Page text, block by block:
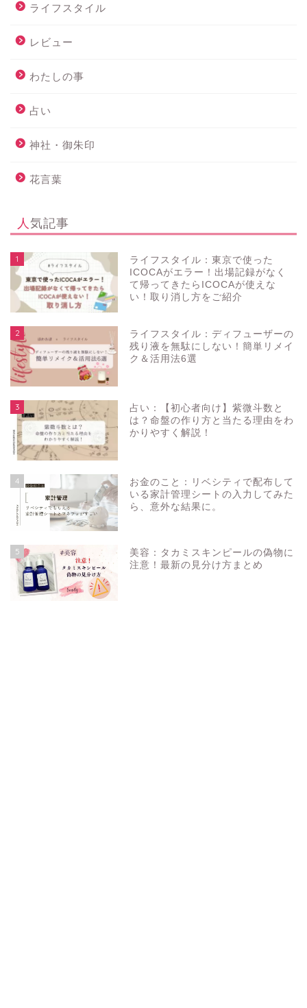
ライフスタイル
レビュー
わたしの事
占い
神社・御朱印
花言葉
人気記事
1
ライフスタイル：東京で使った
ICOCAがエラー！出場記録がなく
て帰ってきたらICOCAが使えな
い！取り消し方をご紹介
2
ライフスタイル：ディフューザーの
残り液を無駄にしない！簡単リメイ
ク＆活用法6選
3
占い：【初心者向け】紫微斗数と
は？命盤の作り方と当たる理由をわ
かりやすく解説！
4
お金のこと：リベシティで配布して
いる家計管理シートの入力してみた
ら、意外な結果に。
5
美容：タカミスキンピールの偽物に
注意！最新の見分け方まとめ